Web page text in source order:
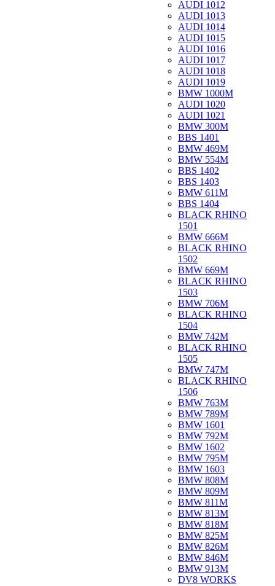
AUDI 1012
AUDI 1013
AUDI 1014
AUDI 1015
AUDI 1016
AUDI 1017
AUDI 1018
AUDI 1019
BMW 1000M
AUDI 1020
AUDI 1021
BMW 300M
BBS 1401
BMW 469M
BMW 554M
BBS 1402
BBS 1403
BMW 611M
BBS 1404
BLACK RHINO
1501
BMW 666M
BLACK RHINO
1502
BMW 669M
BLACK RHINO
1503
BMW 706M
BLACK RHINO
1504
BMW 742M
BLACK RHINO
1505
BMW 747M
BLACK RHINO
1506
BMW 763M
BMW 789M
BMW 1601
BMW 792M
BMW 1602
BMW 795M
BMW 1603
BMW 808M
BMW 809M
BMW 811M
BMW 813M
BMW 818M
BMW 825M
BMW 826M
BMW 846M
BMW 913M
DV8 WORKS